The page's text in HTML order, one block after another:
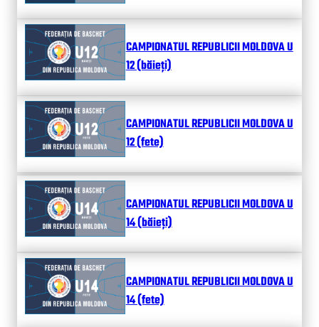
CAMPIONATUL REPUBLICII MOLDOVA U
12 (băieți)
CAMPIONATUL REPUBLICII MOLDOVA U
12 (fete)
CAMPIONATUL REPUBLICII MOLDOVA U
14 (băieți)
CAMPIONATUL REPUBLICII MOLDOVA U
14 (fete)